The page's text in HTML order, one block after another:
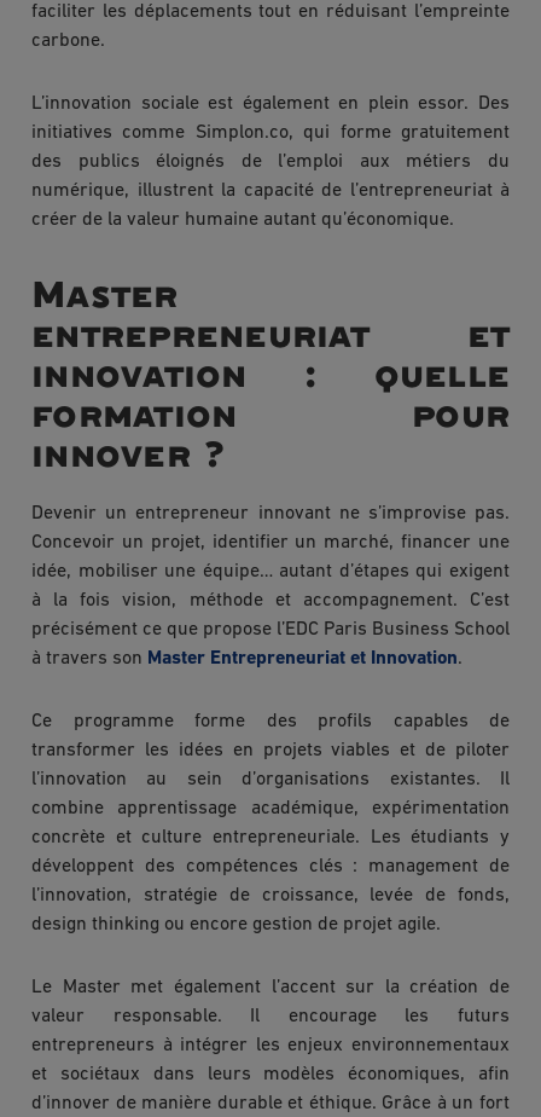
faciliter les déplacements tout en réduisant l’empreinte
carbone.
L’innovation sociale est également en plein essor. Des
initiatives comme Simplon.co, qui forme gratuitement
des publics éloignés de l’emploi aux métiers du
numérique, illustrent la capacité de l’entrepreneuriat à
créer de la valeur humaine autant qu’économique.
Master
entrepreneuriat et
innovation : quelle
formation pour
innover ?
Devenir un entrepreneur innovant ne s’improvise pas.
Concevoir un projet, identifier un marché, financer une
idée, mobiliser une équipe… autant d’étapes qui exigent
à la fois vision, méthode et accompagnement. C’est
précisément ce que propose l’EDC Paris Business School
à travers son Master Entrepreneuriat et Innovation.
Ce programme forme des profils capables de
transformer les idées en projets viables et de piloter
l’innovation au sein d’organisations existantes. Il
combine apprentissage académique, expérimentation
concrète et culture entrepreneuriale. Les étudiants y
développent des compétences clés : management de
l’innovation, stratégie de croissance, levée de fonds,
design thinking ou encore gestion de projet agile.
Le Master met également l’accent sur la création de
valeur responsable. Il encourage les futurs
entrepreneurs à intégrer les enjeux environnementaux
et sociétaux dans leurs modèles économiques, afin
d’innover de manière durable et éthique. Grâce à un fort